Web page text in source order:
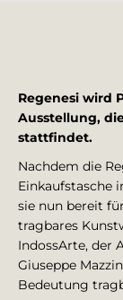
Regenesi wird
Ausstellung,
stattfindet.
Nachdem die
Einkaufstasche
sie nun bereit
tragbares
IndossArte, der
Giuseppe
Bedeutung